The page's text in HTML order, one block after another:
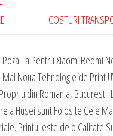
COSTURI
Ta Pentru Xiaomi Redmi
Noua Tehnologie de Print
din Romania, Bucuresti.
a Husei sunt Folosite Cele
Printul este de o Calitate